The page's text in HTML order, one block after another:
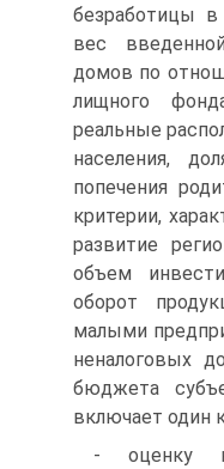
безработицы
вес
домов по
лищного
реальные
населения,
попечения
критерии,
развитие
объем
оборот
малыми
неналоговых
бюджета
включает один
- оценку